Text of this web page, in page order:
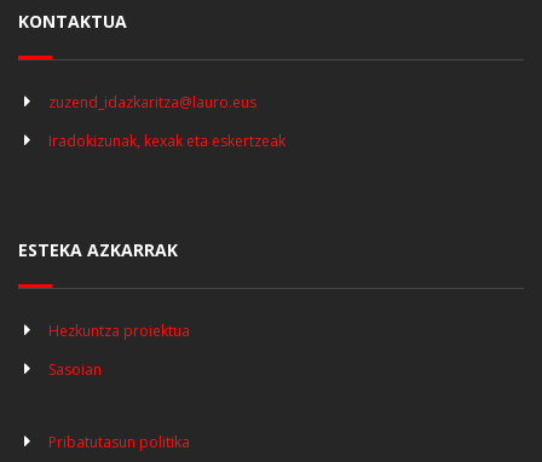
KONTAKTUA
zuzend_idazkaritza@lauro.eus
Iradokizunak, kexak eta eskertzeak
ESTEKA AZKARRAK
Hezkuntza proiektua
Sasoian
Pribatutasun politika